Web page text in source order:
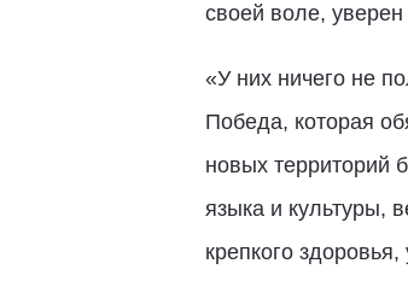
своей воле,
«У них ничего не
Победа, которая
новых территорий
языка и культуры,
крепкого